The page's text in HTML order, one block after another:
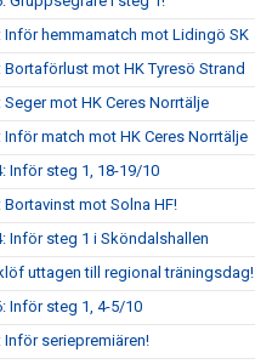
Inför hemmamatch mot Lidingö SK
Bortaförlust mot HK Tyresö Strand
Seger mot HK Ceres Norrtälje
Inför match mot HK Ceres Norrtälje
Inför steg 1, 18-19/10
Bortavinst mot Solna HF!
Inför steg 1 i Sköndalshallen
uttagen till regional träningsdag!
Inför steg 1, 4-5/10
Inför seriepremiären!